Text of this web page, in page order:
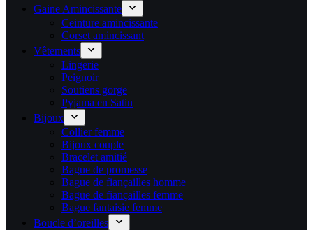
Gaine Amincissante
Ceinture amincissante
Corset amincissant
Vêtements
Lingerie
Peignoir
Soutiens gorge
Pyjama en Satin
Bijoux
Collier femme
Bijoux couple
Bracelet amitié
Bague de promesse
Bague de fiançailles homme
Bague de fiançailles femme
Bague fantaisie femme
Boucle d’oreilles